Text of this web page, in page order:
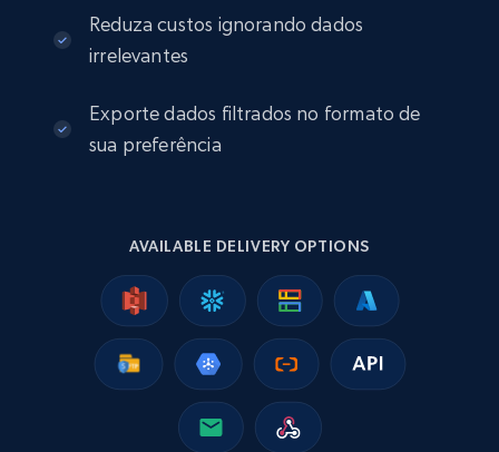
seniority level, and more.
15.3K+ 2.2K+
Place id, URL, Country, Name, Category,
Address, Description, Business details, and
more.
Reduza custos ignorando dados
irrelevantes
Exporte dados filtrados no formato de
sua preferência
AVAILABLE DELIVERY OPTIONS